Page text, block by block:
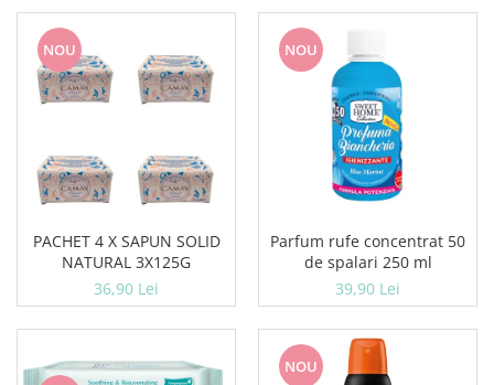
Igiena dentara
Periute de dinti
Pasta de dinti
Apa de gura
Adeziv dentar si ingrijire proteza
Igiena intima
Geluri si deodorante igiena intima
Produse manichiura & pedichiura
Oja si lac de unghii
Accesorii manichiura & pedichiura
Scutece adulti
NOU
PACHET 4 X SAPUN SOLID
NATURAL 3X125G
36,90 Lei
NOU
Parfum rufe concentrat 50
de spalari 250 ml
39,90 Lei
NOU